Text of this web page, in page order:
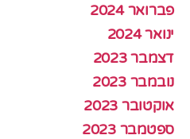
פברואר 2024
ינואר 2024
דצמבר 2023
נובמבר 2023
אוקטובר 2023
ספטמבר 2023